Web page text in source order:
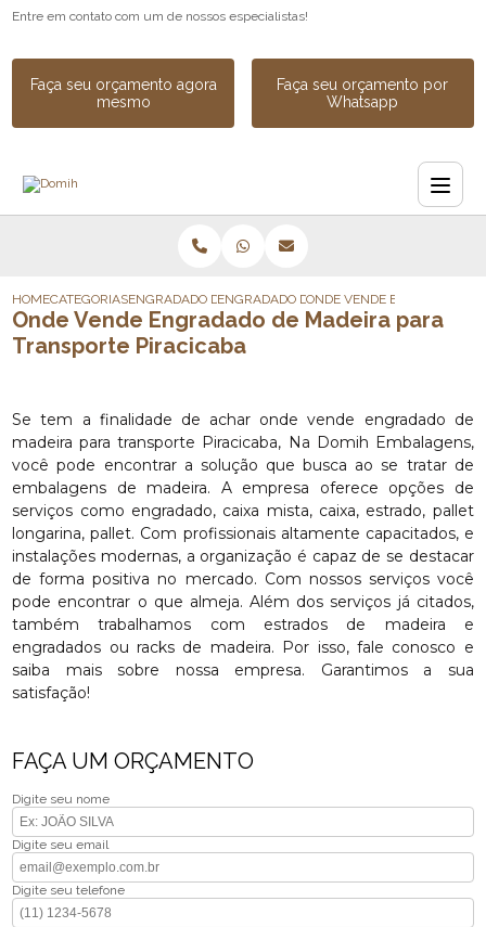
Entre em contato com um de nossos especialistas!
Faça seu orçamento agora
mesmo
Faça seu orçamento por
Whatsapp
HOMECATEGORIASENGRADADO DE MADEIRAENGRADADO DE MADEIRA INDUSTRIAL
ONDE VENDE ENGRADADO
Onde Vende Engradado de Madeira para
Transporte Piracicaba
Se tem a finalidade de achar onde vende engradado de
madeira para transporte Piracicaba, Na Domih Embalagens,
você pode encontrar a solução que busca ao se tratar de
embalagens de madeira. A empresa oferece opções de
serviços como engradado, caixa mista, caixa, estrado, pallet
longarina, pallet. Com profissionais altamente capacitados, e
instalações modernas, a organização é capaz de se destacar
de forma positiva no mercado. Com nossos serviços você
pode encontrar o que almeja. Além dos serviços já citados,
também trabalhamos com estrados de madeira e
engradados ou racks de madeira. Por isso, fale conosco e
saiba mais sobre nossa empresa. Garantimos a sua
satisfação!
FAÇA UM ORÇAMENTO
Digite seu nome
Digite seu email
Digite seu telefone